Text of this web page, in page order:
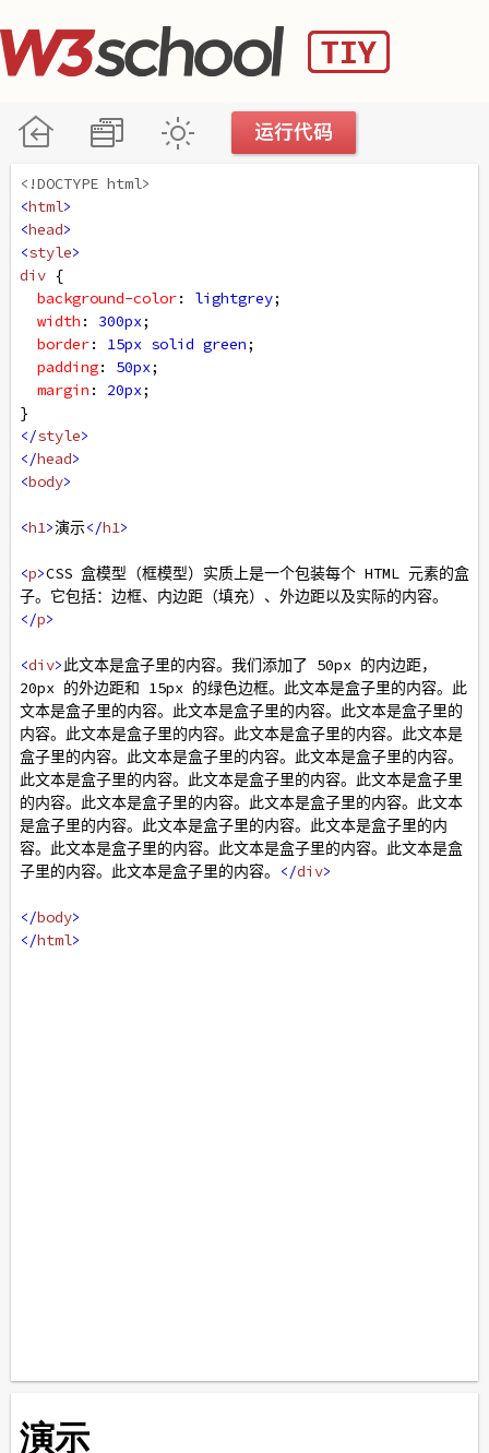
<!DOCTYPE html>
<html>
<head>
<style>
div {
background-color: lightgrey;
width : 300px;
border: 15px solid green;
padding: 50px;
margin : 20px;
}
</style>
</head>
<body>
<h1>演示</h1>
<p>CSS 盒模型（框模型）实质上是一个包装每个 HTML 元素的盒
子。它包括：边框、内边距（填充）、外边距以及实际的内容。
</p>
<div>此文本是盒子里的内容。我们添加了 50px 的内边距，
20px 的外边距和 15px 的绿色边框。此文本是盒子里的内容。此
文本是盒子里的内容。此文本是盒子里的内容。此文本是盒子里的
内容。此文本是盒子里的内容。此文本是盒子里的内容。此文本是
盒子里的内容。此文本是盒子里的内容。此文本是盒子里的内容。
此文本是盒子里的内容。此文本是盒子里的内容。此文本是盒子里
的内容。此文本是盒子里的内容。此文本是盒子里的内容。此文本
是盒子里的内容。此文本是盒子里的内容。此文本是盒子里的内
容。此文本是盒子里的内容。此文本是盒子里的内容。此文本是盒
子里的内容。此文本是盒子里的内容。
</div>
</body>
</html>